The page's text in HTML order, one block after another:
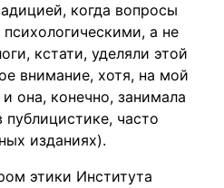
когда вопросы
а не
кстати, уделяли этой
внимание, хотя, на мой
она, конечно, занимала
часто
изданиях).
этики Института